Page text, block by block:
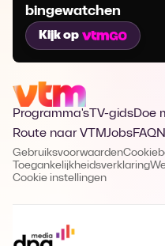
bingewatchen
Kijk op
Programma's TV-gidsDoe
Route naar VTMJobsFAQ
Gebruiksvoorwaarden
Toegankelijkheidsverklaring
Cookie instellingen